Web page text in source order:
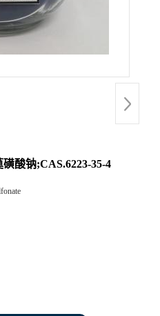
酸钠;CAS.6223-35-4